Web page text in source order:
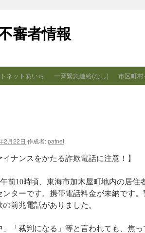
審者情報
ネットあいち 一斉緊急連絡(なし) 市区町
2月22日 作成者:patnet
イナンスをかたる詐欺電話に注意！】
前10時頃、東海市加木屋町地内の居
ンターです。携帯電話料金が未納です
の前兆電話がありました。
」「裁判になる」等と言われても、焦